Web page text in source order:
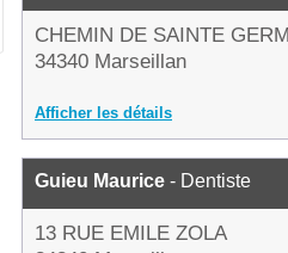
CHEMIN DE SAINTE
34340 Marseillan
Afficher les détails
Guieu Maurice - Dentiste
13 RUE EMILE ZOLA